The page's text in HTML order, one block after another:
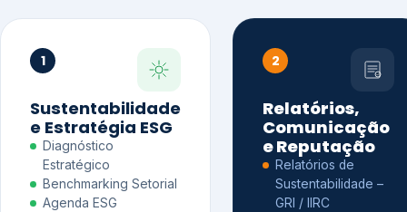
1
Sustentabilidade
e Estratégia ESG
Diagnóstico
Estratégico
Benchmarking Setorial
Agenda ESG
2
Relatórios,
Comunicação
e Reputação
Relatórios de
Sustentabilidade –
GRI / IIRC